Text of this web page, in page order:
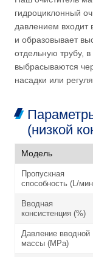
гидроциклонный
давлением входит
и образовывает
отдельную трубу,
выбрасываются
насадки или
(низкой
Модель
Пропускная
способность (L/
Вводная
консистенция (%)
Давление вводной
массы (MPa)